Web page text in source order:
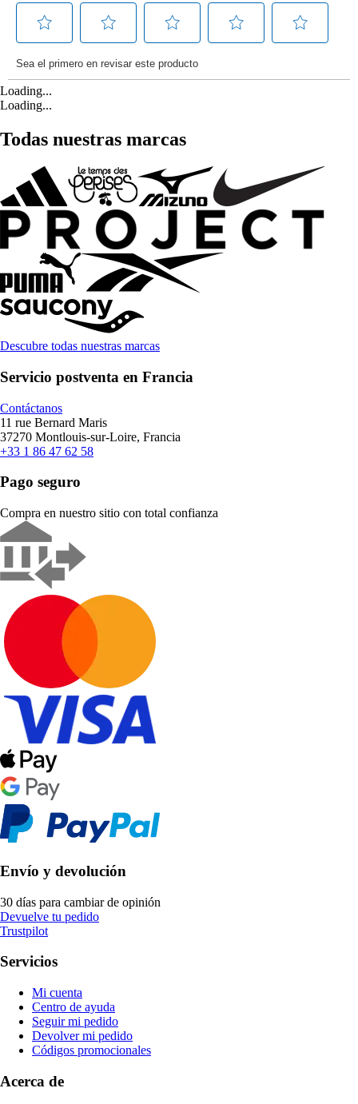
Loading...
Loading...
Todas nuestras marcas
Descubre todas nuestras marcas
Servicio postventa en Francia
Contáctanos
11 rue Bernard Maris
37270 Montlouis-sur-Loire, Francia
+33 1 86 47 62 58
Pago seguro
Compra en nuestro sitio con total confianza
Envío y devolución
30 días para cambiar de opinión
Devuelve tu pedido
Trustpilot
Servicios
Mi cuenta
Centro de ayuda
Seguir mi pedido
Devolver mi pedido
Códigos promocionales
Acerca de